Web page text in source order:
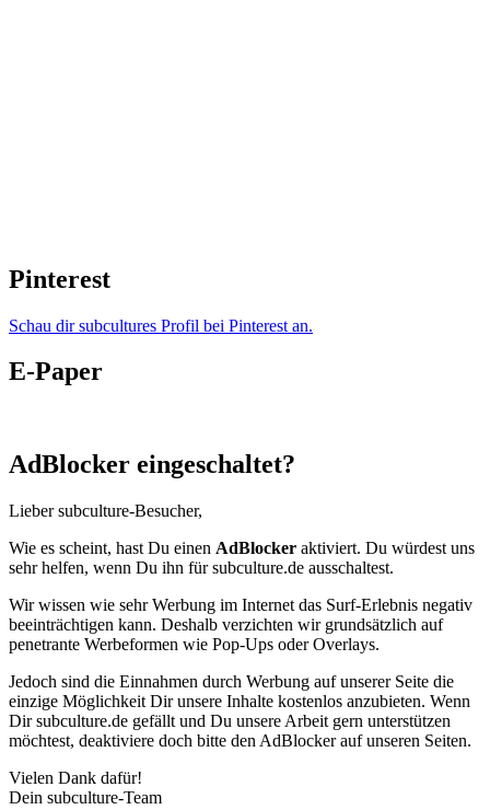
Pinterest
Schau dir subcultures Profil bei Pinterest an.
E-Paper
AdBlocker eingeschaltet?
Lieber subculture-Besucher,
Wie es scheint, hast Du einen AdBlocker aktiviert. Du würdest uns
sehr helfen, wenn Du ihn für subculture.de ausschaltest.
Wir wissen wie sehr Werbung im Internet das Surf-Erlebnis negativ
beeinträchtigen kann. Deshalb verzichten wir grundsätzlich auf
penetrante Werbeformen wie Pop-Ups oder Overlays.
Jedoch sind die Einnahmen durch Werbung auf unserer Seite die
einzige Möglichkeit Dir unsere Inhalte kostenlos anzubieten. Wenn
Dir subculture.de gefällt und Du unsere Arbeit gern unterstützen
möchtest, deaktiviere doch bitte den AdBlocker auf unseren Seiten.
Vielen Dank dafür!
Dein subculture-Team